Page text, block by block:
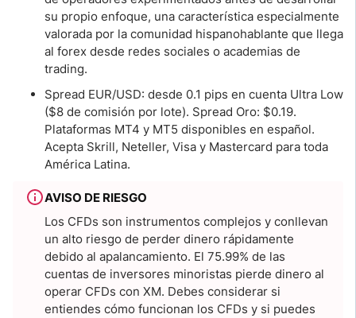
su propio enfoque, una característica especialmente
valorada por la comunidad hispanohablante que llega
al forex desde redes sociales o academias de
trading.
Spread EUR/USD: desde 0.1 pips en cuenta Ultra Low
($8 de comisión por lote). Spread Oro: $0.19.
Plataformas MT4 y MT5 disponibles en español.
Acepta Skrill, Neteller, Visa y Mastercard para toda
América Latina.
AVISO DE RIESGO
Los CFDs son instrumentos complejos y conllevan
un alto riesgo de perder dinero rápidamente
debido al apalancamiento. El 75.99% de las
cuentas de inversores minoristas pierde dinero al
operar CFDs con XM. Debes considerar si
entiendes cómo funcionan los CFDs y si puedes